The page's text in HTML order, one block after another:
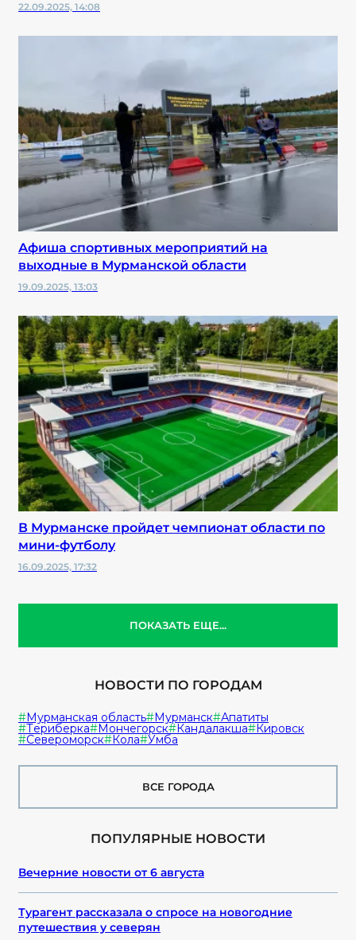
22.09.2025, 14:08
Афиша спортивных мероприятий на
выходные в Мурманской области
19.09.2025, 13:03
В Мурманске пройдет чемпионат области по
мини-футболу
16.09.2025, 17:32
ПОКАЗАТЬ ЕЩЕ...
НОВОСТИ ПО ГОРОДАМ
Мурманская область Мурманск Апатиты
Териберка Мончегорск Кандалакша Кировск
Североморск Кола Умба
ВСЕ ГОРОДА
ПОПУЛЯРНЫЕ НОВОСТИ
Вечерние новости от 6 августа
Турагент рассказала о спросе на новогодние
путешествия у северян